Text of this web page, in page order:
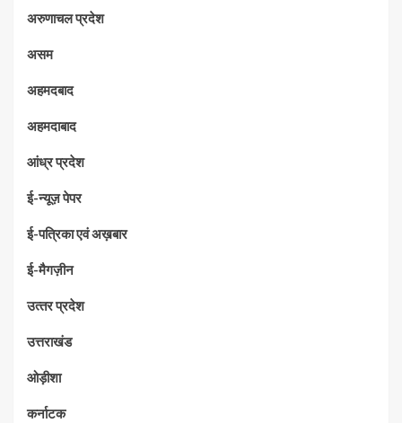
अरुणाचल प्रदेश
असम
अहमदबाद
अहमदाबाद
आंध्र प्रदेश
ई-न्यूज़ पेपर
ई-पत्रिका एवं अख़बार
ई-मैगज़ीन
उत्‍तर प्रदेश
उत्तराखंड
ओड़ीशा
कर्नाटक